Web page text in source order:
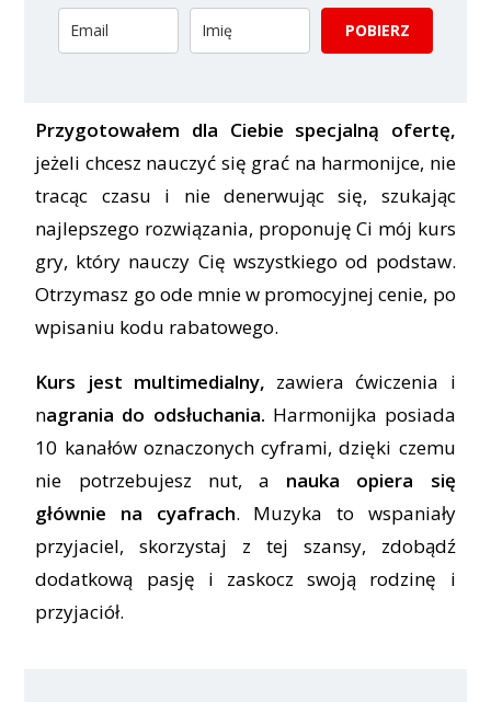
POBIERZ
Przygotowałem dla Ciebie specjalną ofertę,
jeżeli chcesz nauczyć się grać na harmonijce, nie
tracąc czasu i nie denerwując się, szukając
najlepszego rozwiązania, proponuję Ci mój kurs
gry, który nauczy Cię wszystkiego od podstaw.
Otrzymasz go ode mnie w promocyjnej cenie, po
wpisaniu kodu rabatowego.
Kurs jest multimedialny, zawiera ćwiczenia i
nagrania do odsłuchania. Harmonijka posiada
10 kanałów oznaczonych cyframi, dzięki czemu
nie potrzebujesz nut, a nauka opiera się
głównie na cyafrach. Muzyka to wspaniały
przyjaciel, skorzystaj z tej szansy, zdobądź
dodatkową pasję i zaskocz swoją rodzinę i
przyjaciół.